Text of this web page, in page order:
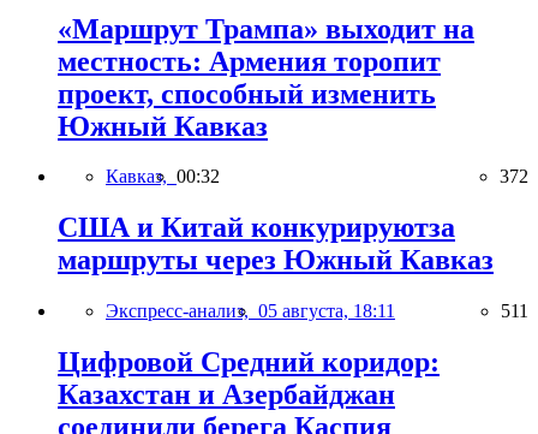
«Маршрут Трампа» выходит на
местность: Армения торопит
проект, способный изменить
Южный Кавказ
Кавказ, 00:32 372
США и Китай конкурируютза
маршруты через Южный Кавказ
Экспресс-анализ, 05 августа, 18:11 511
Цифровой Средний коридор:
Казахстан и Азербайджан
соединили берега Каспия